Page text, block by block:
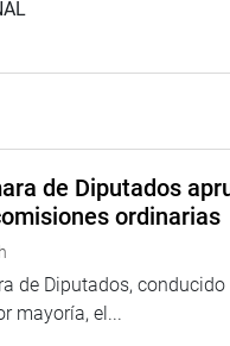
de Diputados
ordinarias
de Diputados,
mayoría, el...